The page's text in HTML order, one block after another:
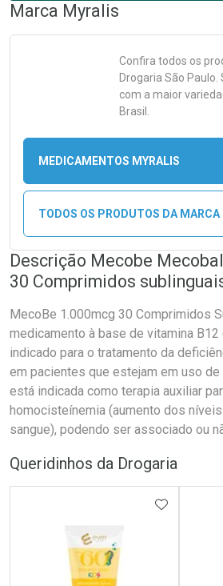
Marca Myralis
Confira todos os
Drogaria São
com a maior
Brasil.
MEDICAMENTOS MYRALIS
TODOS OS PRODUTOS DA MARCA
Descrição Mecobe
30 Comprimidos
MecoBe 1.000mcg 30 Comprimidos
medicamento à base de vitamina B12
indicado para o tratamento da
em pacientes que estejam em uso de
está indicada como terapia auxiliar
homocisteínemia (aumento dos
sangue), podendo ser associado ou
Queridinhos da Drogaria